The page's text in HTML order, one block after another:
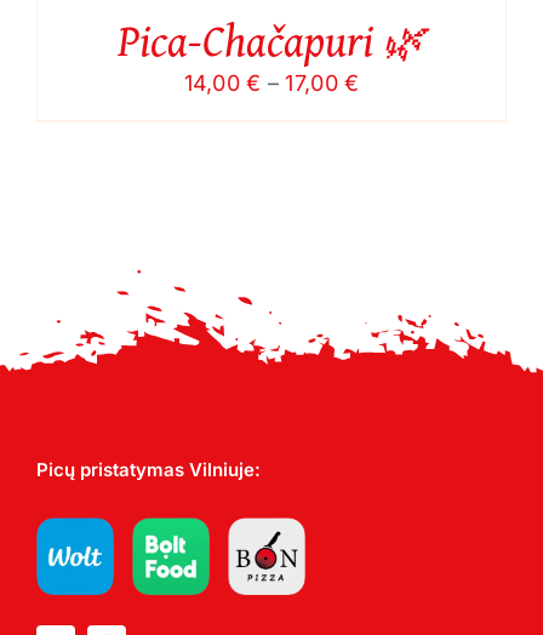
Pica-Chačapuri 🌿
14,00€ – 17,00€
range:
Picų pristatymas Vilniuje: